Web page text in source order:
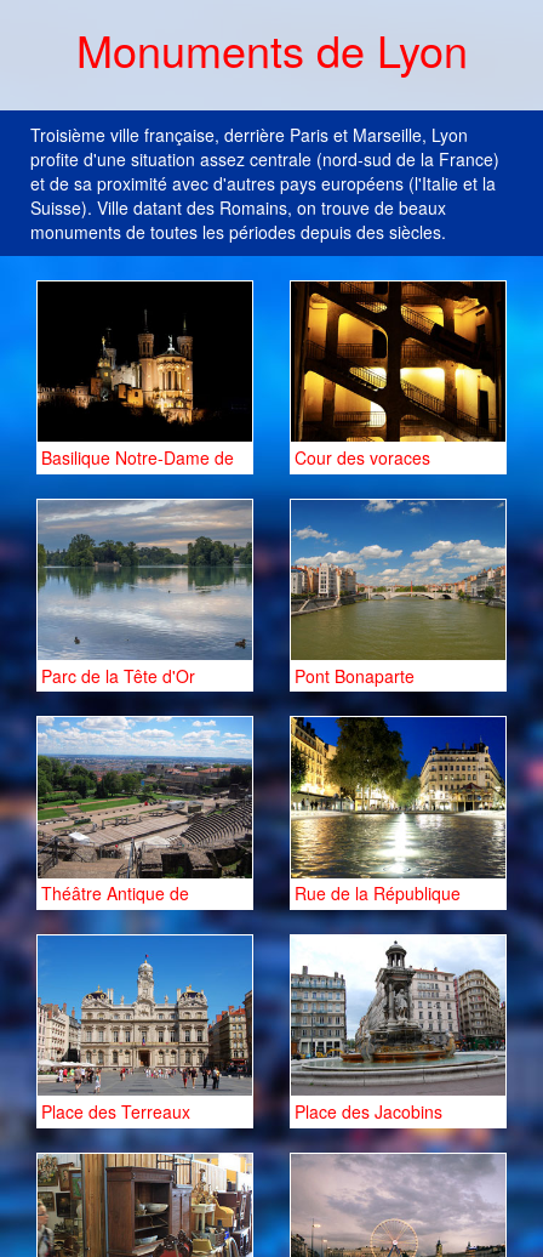
Monuments de Lyon
Troisième ville française, derrière Paris et Marseille, Lyon
profite d'une situation assez centrale (nord-sud de la France)
et de sa proximité avec d'autres pays européens (l'Italie et la
Suisse). Ville datant des Romains, on trouve de beaux
monuments de toutes les périodes depuis des siècles.
Basilique Notre-Dame de
Fourvière
Cour des voraces
Parc de la Tête d'Or Pont Bonaparte
Théâtre Antique de
Fourvière
Rue de la République
Place des Terreaux Place des Jacobins